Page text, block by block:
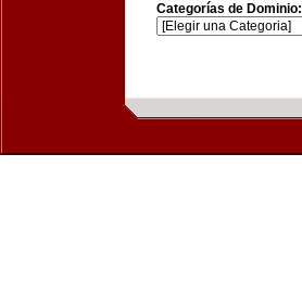
Categorías de Dominio: